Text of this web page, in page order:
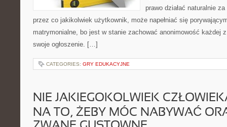
prawo działać naturalnie
przez co jakikolwiek użytkownik, może napełniać się
matrymonialne, bo jest w stanie zachować anonimowość każdej
swoje ogłoszenie. […]
CATEGORIES: GRY EDUKACYJNE
NIE JAKIEGOKOLWIEK
NA TO, ŻEBY MÓC NABYWAĆ